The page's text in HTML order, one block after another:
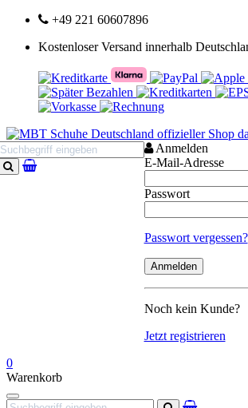
+49 221 60607896
Kostenloser Versand innerhalb
Suchen
Anmelden
E-Mail-Adresse
Passwort
Passwort vergessen?
Noch kein Kunde?
Jetzt registrieren
0
Warenkorb
Navigation